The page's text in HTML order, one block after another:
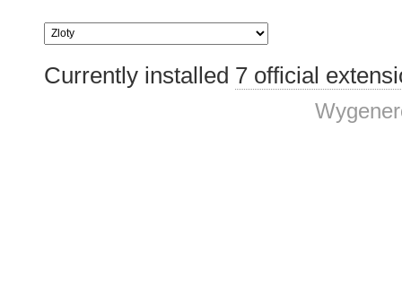
Currently installed 7 official